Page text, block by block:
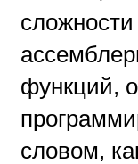
сложности
функций,
словом,